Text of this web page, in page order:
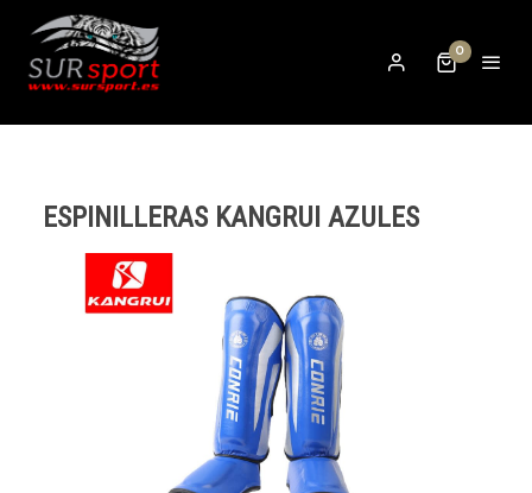
0
ESPINILLERAS KANGRUI AZULES